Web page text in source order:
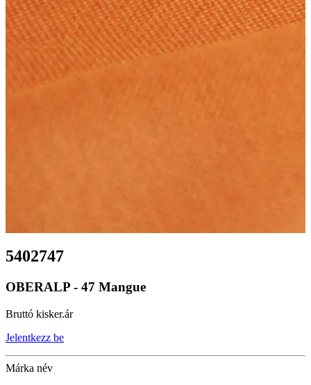
5402747
OBERALP - 47 Mangue
Bruttó kisker.ár
Jelentkezz be
Márka név